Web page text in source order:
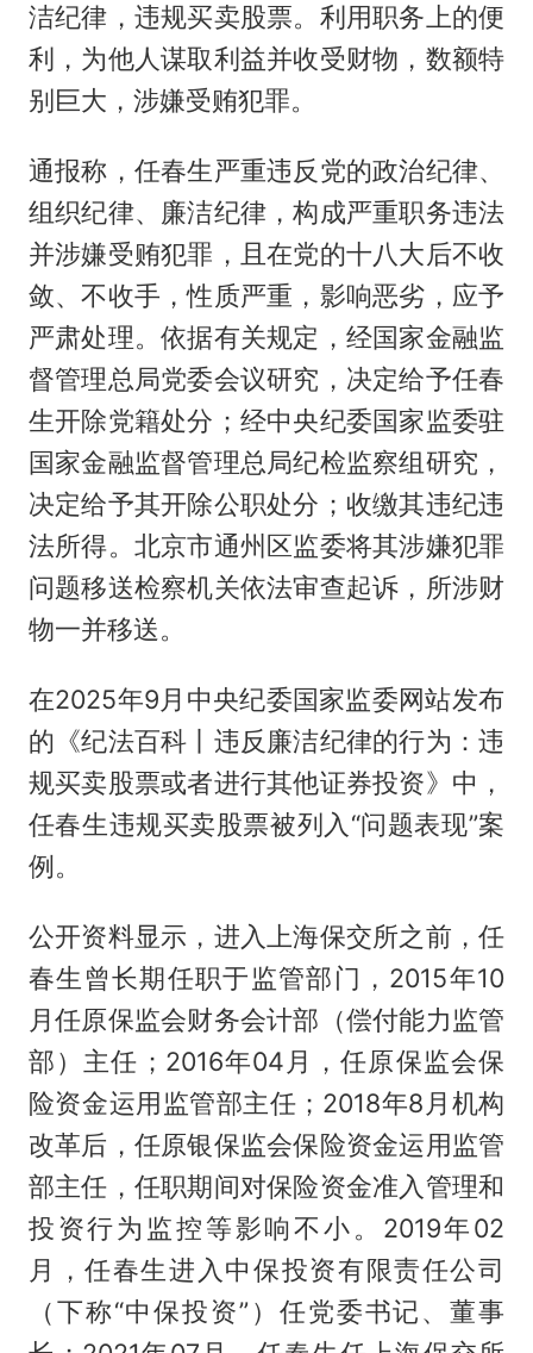
洁纪律，违规买卖股票。利用职务上的便
利，为他人谋取利益并收受财物，数额特
别巨大，涉嫌受贿犯罪。
通报称，任春生严重违反党的政治纪律、
组织纪律、廉洁纪律，构成严重职务违法
并涉嫌受贿犯罪，且在党的十八大后不收
敛、不收手，性质严重，影响恶劣，应予
严肃处理。依据有关规定，经国家金融监
督管理总局党委会议研究，决定给予任春
生开除党籍处分；经中央纪委国家监委驻
国家金融监督管理总局纪检监察组研究，
决定给予其开除公职处分；收缴其违纪违
法所得。北京市通州区监委将其涉嫌犯罪
问题移送检察机关依法审查起诉，所涉财
物一并移送。
在2025年9月中央纪委国家监委网站发布
的《纪法百科丨违反廉洁纪律的行为：违
规买卖股票或者进行其他证券投资》中，
任春生违规买卖股票被列入“问题表现”案
例。
公开资料显示，进入上海保交所之前，任
春生曾长期任职于监管部门，2015年10
月任原保监会财务会计部（偿付能力监管
部）主任；2016年04月，任原保监会保
险资金运用监管部主任；2018年8月机构
改革后，任原银保监会保险资金运用监管
部主任，任职期间对保险资金准入管理和
投资行为监控等影响不小。2019年02
月，任春生进入中保投资有限责任公司
（下称“中保投资”）任党委书记、董事